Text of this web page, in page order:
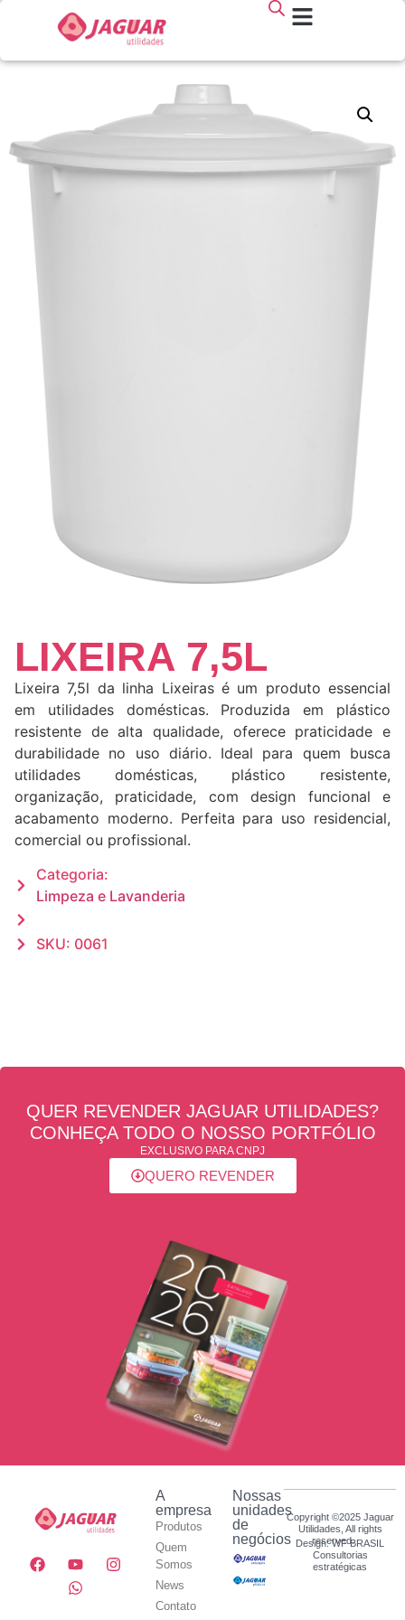
LIXEIRA 7,5L
Lixeira 7,5l da linha Lixeiras é um produto essencial
em utilidades domésticas. Produzida em plástico
resistente de alta qualidade, oferece praticidade e
durabilidade no uso diário. Ideal para quem busca
utilidades domésticas, plástico resistente,
organização, praticidade, com design funcional e
acabamento moderno. Perfeita para uso residencial,
comercial ou profissional.
Categoria:
Limpeza e Lavanderia
SKU: 0061
QUER REVENDER JAGUAR UTILIDADES?
CONHEÇA TODO O NOSSO PORTFÓLIO
EXCLUSIVO PARA CNPJ
QUERO REVENDER
A
empresa
Produtos
Quem
Somos
News
Contato
Nossas
unidades
de
negócios
Copyright ©2025 Jaguar
Utilidades, All rights
reserved.
Design: WF BRASIL
Consultorias
estratégicas